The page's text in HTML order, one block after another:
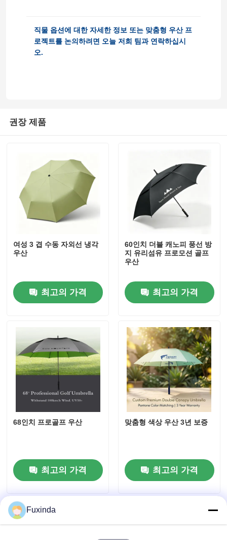
견적 요청
홍보용 우산
바람 막는 우산
자동 개방 우산
나무 손잡이 우산
자외선 저항 우산
어린이용 우산
해변 우산
직물 옵션에 대한 자세한 정보 또는 맞춤형 우산 프
로젝트를 논의하려면 오늘 저희 팀과 연락하십시
오.
권장 제품
여성 3 겹 수동 자외선 냉각
우산
최고의 가격
60인치 더블 캐노피 풍선 방
지 유리섬유 프로모션 골프
우산
최고의 가격
68인치 프로골프 우산
최고의 가격
맞춤형 색상 우산 3년 보증
최고의 가격
Fuxinda